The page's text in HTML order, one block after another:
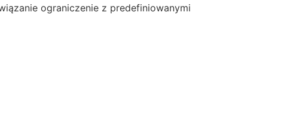
ograniczenie z predefiniowanymi